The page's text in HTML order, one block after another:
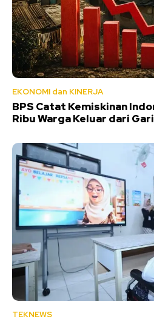
EKONOMI dan KINERJA
BPS Catat Kemiskinan
Ribu Warga Keluar dari
TEKNEWS